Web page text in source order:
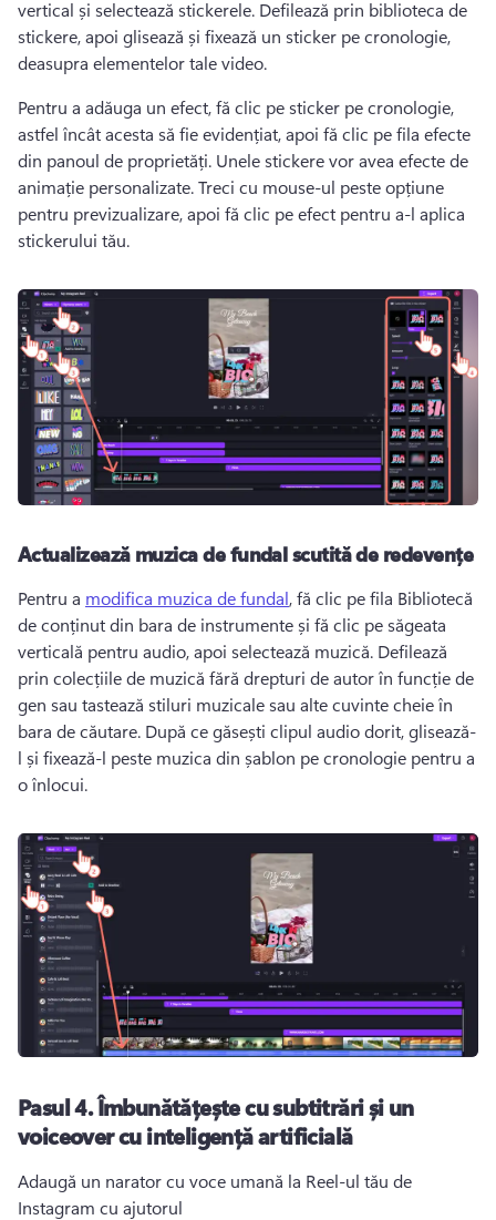
vertical și selectează stickerele. Defilează prin biblioteca de
stickere, apoi glisează și fixează un sticker pe cronologie,
deasupra elementelor tale video.
Pentru a adăuga un efect, fă clic pe sticker pe cronologie,
astfel încât acesta să fie evidențiat, apoi fă clic pe fila efecte
din panoul de proprietăți. Unele stickere vor avea efecte de
animație personalizate. Treci cu mouse-ul peste opțiune
pentru previzualizare, apoi fă clic pe efect pentru a-l aplica
stickerului tău.
Actualizează muzica de fundal scutită de redevențe
Pentru a modifica muzica de fundal, fă clic pe fila Bibliotecă
de conținut din bara de instrumente și fă clic pe săgeata
verticală pentru audio, apoi selectează muzică. Defilează
prin colecțiile de muzică fără drepturi de autor în funcție de
gen sau tastează stiluri muzicale sau alte cuvinte cheie în
bara de căutare. După ce găsești clipul audio dorit, glisează-
l și fixează-l peste muzica din șablon pe cronologie pentru a
o înlocui.
Pasul 4.Îmbunătățește cu subtitrări și un
voiceover cu inteligență artificială
Adaugă un narator cu voce umană la Reel-ul tău de
Instagram cu ajutorul